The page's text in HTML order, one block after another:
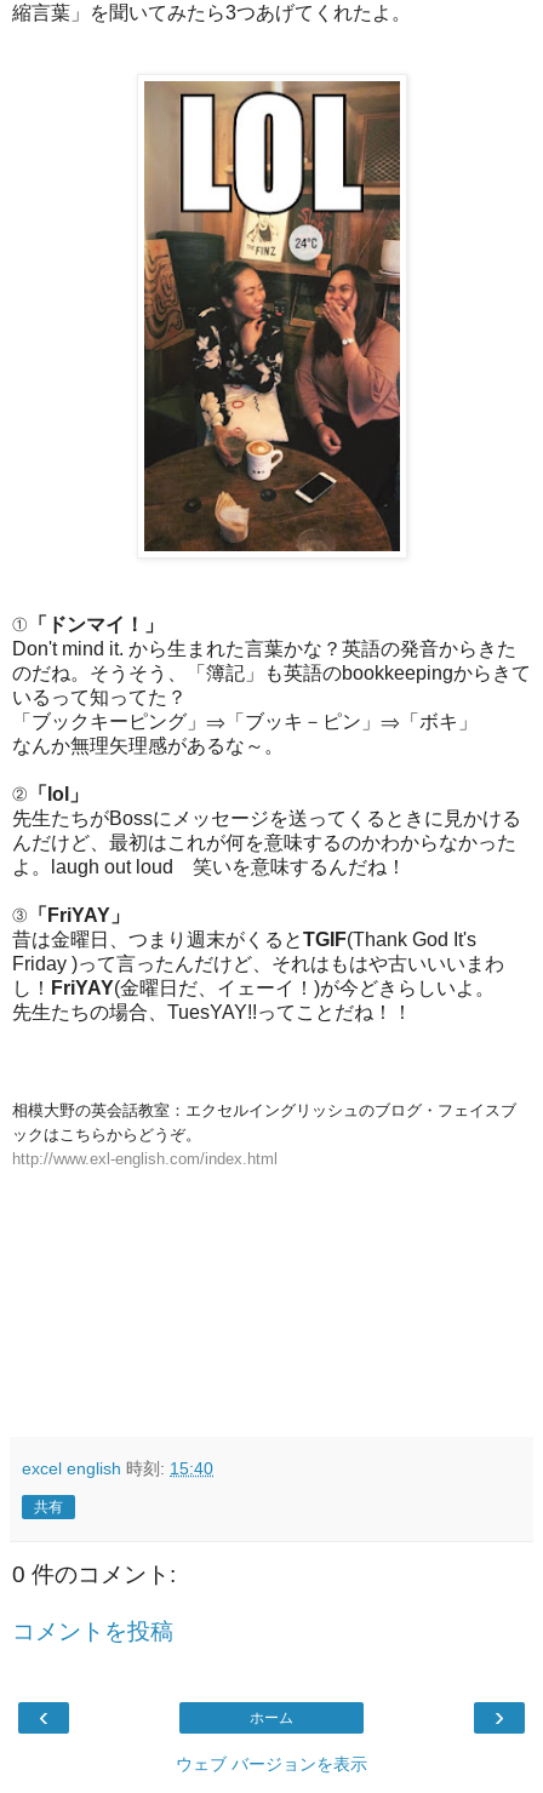
縮言葉」を聞いてみたら3つあげてくれたよ。
① 「ドンマイ！」
Don't mind it. から生まれた言葉かな？英語の発音からきた
のだね。そうそう、「簿記」も英語のbookkeepingからきて
いるって知ってた？
「ブックキーピング」⇒「ブッキ－ピン」⇒「ボキ」
なんか無理矢理感があるな～。
② 「lol」
先生たちがBossにメッセージを送ってくるときに見かける
んだけど、最初はこれが何を意味するのかわからなかった
よ。laugh out loud 笑いを意味するんだね！
③ 「FriYAY」
昔は金曜日、つまり週末がくるとTGIF(Thank God It's
Friday )って言ったんだけど、それはもはや古いいいまわ
し！ FriYAY(金曜日だ、イェーイ！)が今どきらしいよ。
先生たちの場合、TuesYAY!!ってことだね！！
相模大野の英会話教室：エクセルイングリッシュのブログ・フェイスブ
ックはこちらからどうぞ。
http://www.exl-english.com/index.html
excel english 時刻: 15:40
共有
0 件のコメント:
コメントを投稿
‹ ›
ホーム
ウェブ バージョンを表示